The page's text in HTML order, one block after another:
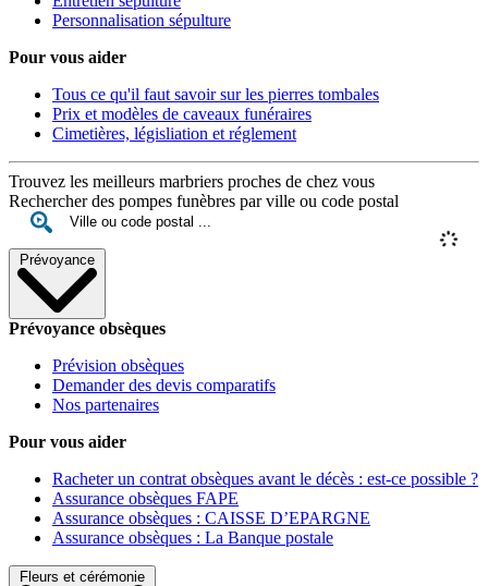
Personnalisation sépulture
Pour vous aider
Tous ce qu'il faut savoir sur les pierres tombales
Prix et modèles de caveaux funéraires
Cimetières, législiation et réglement
Trouvez les meilleurs marbriers proches de chez vous
Rechercher des pompes funèbres par ville ou code postal
Prévoyance
Prévoyance obsèques
Prévision obsèques
Demander des devis comparatifs
Nos partenaires
Pour vous aider
Racheter un contrat obsèques avant le décès : est-ce possible ?
Assurance obsèques FAPE
Assurance obsèques : CAISSE D’EPARGNE
Assurance obsèques : La Banque postale
Fleurs et cérémonie